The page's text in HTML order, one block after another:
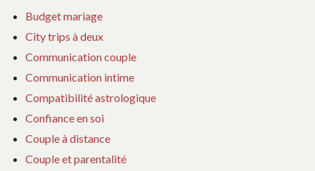
Budget mariage
City trips à deux
Communication couple
Communication intime
Compatibilité astrologique
Confiance en soi
Couple à distance
Couple et parentalité